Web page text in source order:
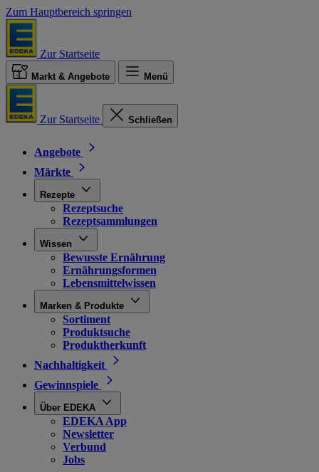
Zum Hauptbereich springen
Zur Startseite
Markt & Angebote Menü
Zur Startseite Schließen
Angebote
Märkte
Rezepte
Rezeptsuche
Rezeptsammlungen
Wissen
Bewusste Ernährung
Ernährungsformen
Lebensmittelwissen
Marken & Produkte
Sortiment
Produktsuche
Produktherkunft
Nachhaltigkeit
Gewinnspiele
Über EDEKA
EDEKA App
Newsletter
Verbund
Jobs